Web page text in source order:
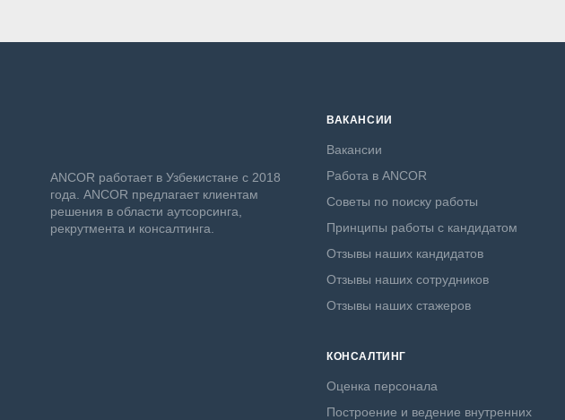
ANСOR работает в Узбекистане с 2018
года. ANCOR предлагает клиентам
решения в области аутсорсинга,
рекрутмента и консалтинга.
ВАКАНСИИ
Вакансии
Работа в ANCOR
Советы по поиску работы
Принципы работы с кандидатом
Отзывы наших кандидатов
Отзывы наших сотрудников
Отзывы наших стажеров
КОНСАЛТИНГ
Оценка персонала
Построение и ведение внутренних